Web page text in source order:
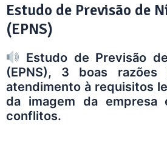
Estudo de Previsão de
(EPNS)
Estudo de Previsão
(EPNS), 3 boas razões
atendimento à requisitos
da imagem da empresa
conflitos.